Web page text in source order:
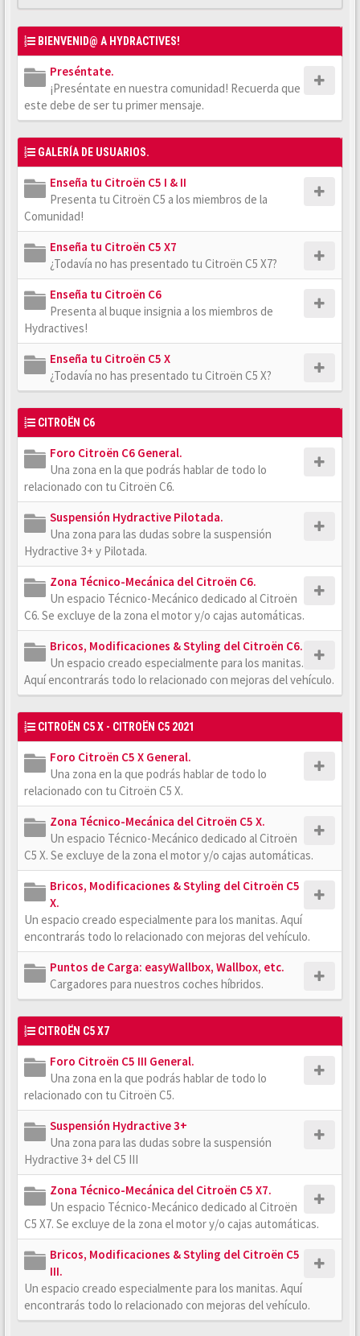
BIENVENID@ A HYDRACTIVES!
Preséntate.
¡Preséntate en nuestra comunidad! Recuerda que
este debe de ser tu primer mensaje.
GALERÍA DE USUARIOS.
Enseña tu Citroën C5 I & II
Presenta tu Citroën C5 a los miembros de la
Comunidad!
Enseña tu Citroën C5 X7
¿Todavía no has presentado tu Citroën C5 X7?
Enseña tu Citroën C6
Presenta al buque insignia a los miembros de
Hydractives!
Enseña tu Citroën C5 X
¿Todavía no has presentado tu Citroën C5 X?
CITROËN C6
Foro Citroën C6 General.
Una zona en la que podrás hablar de todo lo
relacionado con tu Citroën C6.
Suspensión Hydractive Pilotada.
Una zona para las dudas sobre la suspensión
Hydractive 3+ y Pilotada.
Zona Técnico-Mecánica del Citroën C6.
Un espacio Técnico-Mecánico dedicado al Citroën
C6. Se excluye de la zona el motor y/o cajas automáticas.
Bricos, Modificaciones & Styling del Citroën C6.
Un espacio creado especialmente para los manitas.
Aquí encontrarás todo lo relacionado con mejoras del vehículo.
CITROËN C5 X - CITROËN C5 2021
Foro Citroën C5 X General.
Una zona en la que podrás hablar de todo lo
relacionado con tu Citroën C5 X.
Zona Técnico-Mecánica del Citroën C5 X.
Un espacio Técnico-Mecánico dedicado al Citroën
C5 X. Se excluye de la zona el motor y/o cajas automáticas.
Bricos, Modificaciones & Styling del Citroën C5
X.
Un espacio creado especialmente para los manitas. Aquí
encontrarás todo lo relacionado con mejoras del vehículo.
Puntos de Carga: easyWallbox, Wallbox, etc.
Cargadores para nuestros coches híbridos.
CITROËN C5 X7
Foro Citroën C5 III General.
Una zona en la que podrás hablar de todo lo
relacionado con tu Citroën C5.
Suspensión Hydractive 3+
Una zona para las dudas sobre la suspensión
Hydractive 3+ del C5 III
Zona Técnico-Mecánica del Citroën C5 X7.
Un espacio Técnico-Mecánico dedicado al Citroën
C5 X7. Se excluye de la zona el motor y/o cajas automáticas.
Bricos, Modificaciones & Styling del Citroën C5
III.
Un espacio creado especialmente para los manitas. Aquí
encontrarás todo lo relacionado con mejoras del vehículo.